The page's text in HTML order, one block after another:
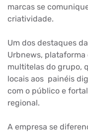
marcas se
criatividade.
Um dos destaques
Urbnews,
multitelas do grupo,
locais aos painéis
com o público e
regional.
A empresa se